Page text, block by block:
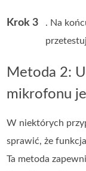
Krok 3
. Na
Metoda 2:
mikrofonu
W niektórych
sprawić, że
Ta metoda